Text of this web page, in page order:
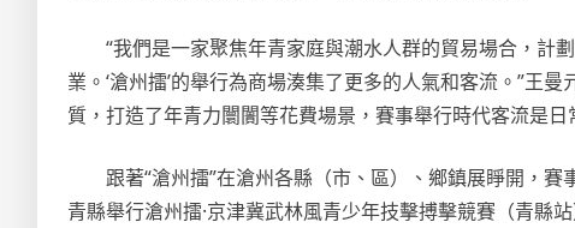
“我們是一家聚焦年青家庭與潮水人群的貿易場合，計
業。‘滄州擂’的舉行為商場湊集了更多的人氣和客流。”王
質，打造了年青力闤闠等花費場景，賽事舉行時代客流是
跟著“滄州擂”在滄州各縣（市、區）、鄉鎮展睜開，
青縣舉行滄州擂·京津冀武林風青少年技擊搏擊競賽（青縣